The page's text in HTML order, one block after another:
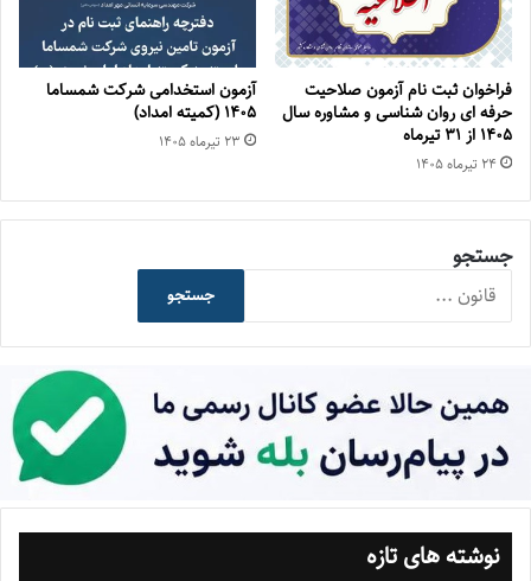
فراخوان ثبت نام آزمون صلاحیت
حرفه ای روان شناسی و مشاوره سال
۱۴۰۵ از ۳۱ تیرماه
۲۴ تیر‌ماه ۱۴۰۵
آزمون استخدامی شرکت شمساما
۱۴۰۵ (کمیته امداد)
۲۳ تیر‌ماه ۱۴۰۵
جستجو
جستجو
نوشته های تازه